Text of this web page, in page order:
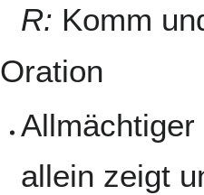
R: Komm
Oration
allein zeigt